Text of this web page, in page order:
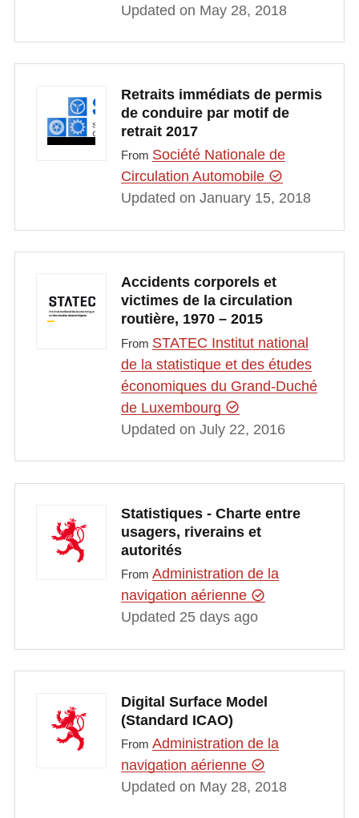
Updated on May 28, 2018
Retraits immédiats de permis
de conduire par motif de
retrait 2017
From Société Nationale de
Circulation Automobile
Updated on January 15, 2018
Accidents corporels et
victimes de la circulation
routière, 1970 – 2015
From STATEC Institut national
de la statistique et des études
économiques du Grand-Duché
de Luxembourg
Updated on July 22, 2016
Statistiques - Charte entre
usagers, riverains et
autorités
From Administration de la
navigation aérienne
Updated 25 days ago
Digital Surface Model
(Standard ICAO)
From Administration de la
navigation aérienne
Updated on May 28, 2018